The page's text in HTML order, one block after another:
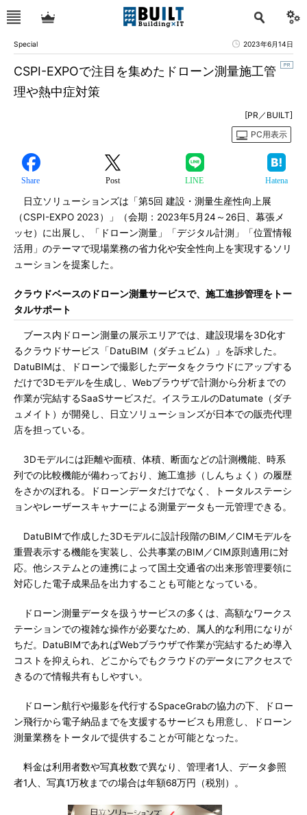
Special 2023年6月14日
CSPI-EXPOで注目を集めたドローン測量施工管
理や熱中症対策
[PR／BUILT]
PC用表示
Share Post LINE Hatena
日立ソリューションズは「第5回 建設・測量生産性向上展
（CSPI-EXPO 2023）」（会期：2023年5月24～26日、幕張メ
ッセ）に出展し、「ドローン測量」「デジタル計測」「位置情報
活用」のテーマで現場業務の省力化や安全性向上を実現するソリ
ューションを提案した。
クラウドベースのドローン測量サービスで、施工進捗管理をトー
タルサポート
ブース内ドローン測量の展示エリアでは、建設現場を3D化す
るクラウドサービス「DatuBIM（ダチュビム）」を訴求した。
DatuBIMは、ドローンで撮影したデータをクラウドにアップする
だけで3Dモデルを生成し、Webブラウザで計測から分析までの
作業が完結するSaaSサービスだ。イスラエルのDatumate（ダチ
ュメイト）が開発し、日立ソリューションズが日本での販売代理
店を担っている。
3Dモデルには距離や面積、体積、断面などの計測機能、時系
列での比較機能が備わっており、施工進捗（しんちょく）の履歴
をさかのぼれる。ドローンデータだけでなく、トータルステーシ
ョンやレーザースキャナーによる測量データも一元管理できる。
DatuBIMで作成した3Dモデルに設計段階のBIM／CIMモデルを
重畳表示する機能を実装し、公共事業のBIM／CIM原則適用に対
応。他システムとの連携によって国土交通省の出来形管理要領に
対応した電子成果品を出力することも可能となっている。
ドローン測量データを扱うサービスの多くは、高額なワークス
テーションでの複雑な操作が必要なため、属人的な利用になりが
ちだ。DatuBIMであればWebブラウザで作業が完結するため導入
コストを抑えられ、どこからでもクラウドのデータにアクセスで
きるので情報共有もしやすい。
ドローン航行や撮影を代行するSpaceGrabの協力の下、ドロー
ン飛行から電子納品までを支援するサービスも用意し、ドローン
測量業務をトータルで提供することが可能となった。
料金は利用者数や写真枚数で異なり、管理者1人、データ参照
者1人、写真1万枚までの場合は年額68万円（税別）。